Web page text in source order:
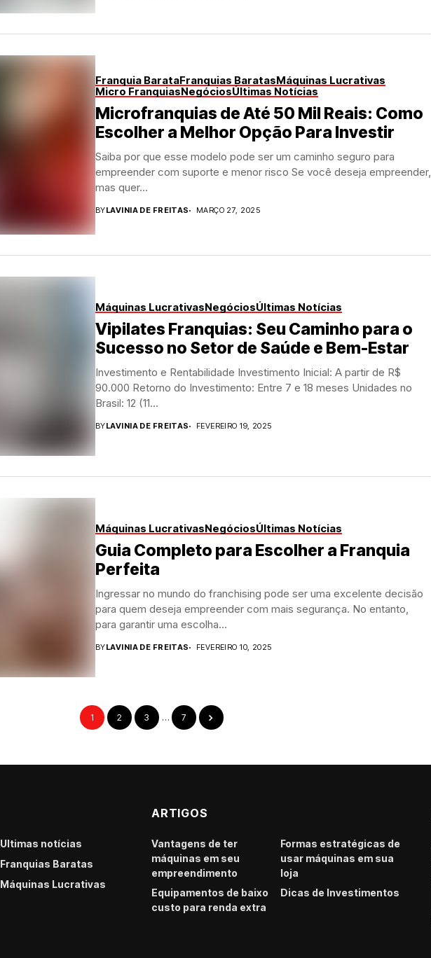
Franquia BarataFranquias BaratasMáquinas Lucrativas
Micro FranquiasNegóciosÚltimas Notícias
Microfranquias de Até 50 Mil Reais: Como
Escolher a Melhor Opção Para Investir
Saiba por que esse modelo pode ser um caminho seguro para
empreender com suporte e menor risco Se você deseja empreender,
mas quer...
BYLAVINIA DE FREITAS MARÇO 27, 2025
Máquinas LucrativasNegóciosÚltimas Notícias
Vipilates Franquias: Seu Caminho para o
Sucesso no Setor de Saúde e Bem-Estar
Investimento e Rentabilidade Investimento Inicial: A partir de R$
90.000 Retorno do Investimento: Entre 7 e 18 meses Unidades no
Brasil: 12 (11...
BYLAVINIA DE FREITAS FEVEREIRO 19, 2025
Máquinas LucrativasNegóciosÚltimas Notícias
Guia Completo para Escolher a Franquia
Perfeita
Ingressar no mundo do franchising pode ser uma excelente decisão
para quem deseja empreender com mais segurança. No entanto,
para garantir uma escolha...
BYLAVINIA DE FREITAS FEVEREIRO 10, 2025
1 2 3 … 7
Últimas notícias
Franquias Baratas
Máquinas Lucrativas
ARTIGOS
Vantagens de ter
máquinas em seu
empreendimento
Formas estratégicas de
usar máquinas em sua
loja
Equipamentos de baixo
custo para renda extra
Dicas de Investimentos